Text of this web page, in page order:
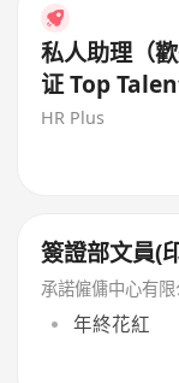
私人助理（
证 Top
HR Plus
簽證部文員(
承諾僱傭中心有限
年終花紅